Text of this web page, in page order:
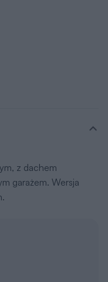
z dachem
garażem. Wersja